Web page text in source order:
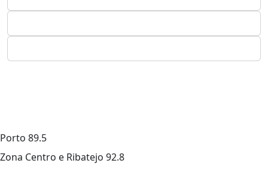
Porto 89.5
Zona Centro e Ribatejo 92.8